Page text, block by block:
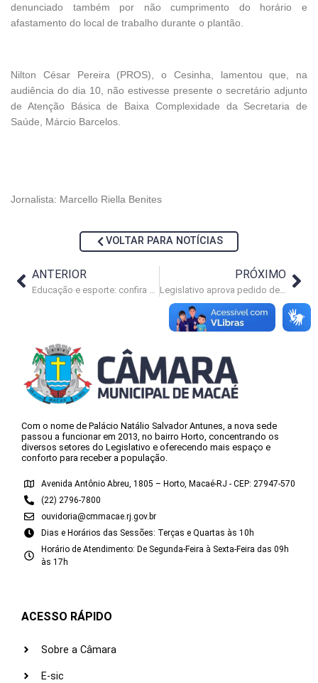
denunciado também por não cumprimento do horário e
afastamento do local de trabalho durante o plantão.
Nilton César Pereira (PROS), o Cesinha, lamentou que, na
audiência do dia 10, não estivesse presente o secretário adjunto
de Atenção Básica de Baixa Complexidade da Secretaria de
Saúde, Márcio Barcelos.
Jornalista: Marcello Riella Benites
VOLTAR PARA NOTÍCIAS
ANTERIOR PRÓXIMO
Legislativo aprova pedido de reavaliação das contas de Macaé
Com o nome de Palácio Natálio Salvador Antunes, a nova sede
passou a funcionar em 2013, no bairro Horto, concentrando os
diversos setores do Legislativo e oferecendo mais espaço e
conforto para receber a população.
Avenida Antônio Abreu, 1805 – Horto, Macaé-RJ - CEP: 27947-570
(22) 2796-7800
ouvidoria@cmmacae.rj.gov.br
Dias e Horários das Sessões: Terças e Quartas às 10h
Horário de Atendimento: De Segunda-Feira à Sexta-Feira das 09h
às 17h
ACESSO RÁPIDO
Sobre a Câmara
E-sic